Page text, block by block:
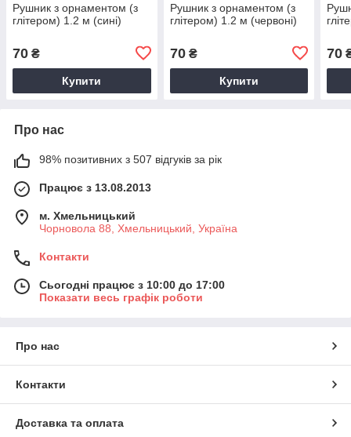
Рушник з орнаментом (з
глітером) 1.2 м (сині)
70 ₴
Купити
Рушник з орнаментом (з
глітером) 1.2 м (червоні)
70₴
Купити
70
Про нас
98% позитивних з 507 відгуків за рік
Працює з 13.08.2013
м. Хмельницький
Чорновола 88, Хмельницький, Україна
Контакти
Сьогодні працює з 10:00 до 17:00
Показати весь графік роботи
Про нас
Контакти
Доставка та оплата